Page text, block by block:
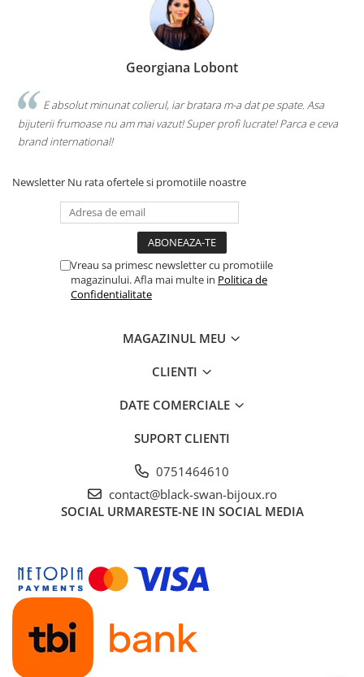
Georgiana Lobont
E absolut minunat colierul, iar bratara m-a dat pe spate. Asa
bijuterii frumoase nu am mai vazut! Super profi lucrate! Parca e ceva
brand international!
Newsletter Nu rata ofertele si promotiile noastre
Vreau sa primesc newsletter cu promotiile
magazinului. Afla mai multe in Politica de
Confidentialitate
MAGAZINUL MEU
CLIENTI
DATE COMERCIALE
SUPORT CLIENTI
0751464610
contact@black-swan-bijoux.ro
SOCIAL URMARESTE-NE IN SOCIAL MEDIA